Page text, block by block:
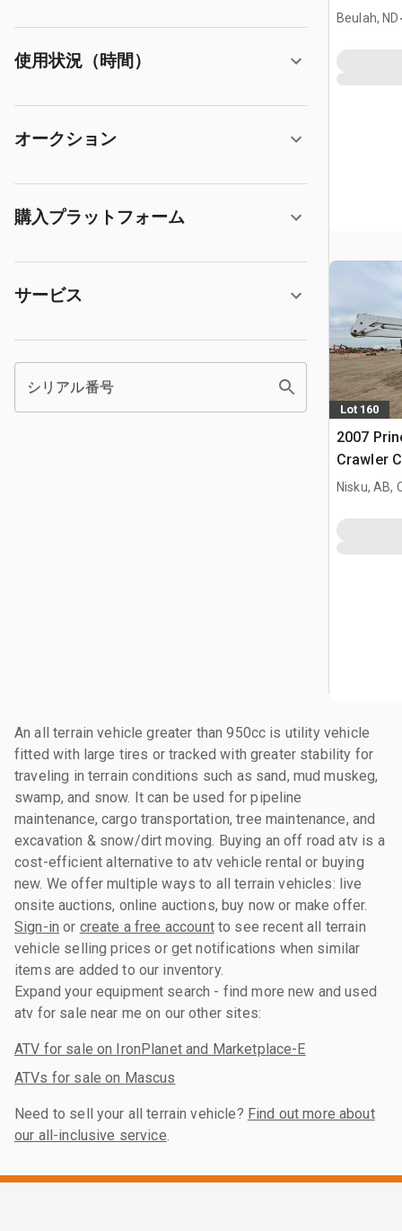
使用状況（時間）
オークション
購入プラットフォーム
サービス
シリアル番号
Lift w/
Beulah, ND.
Lot 160
2007
Crawler
w/2007
Nisku, AB,
An all terrain vehicle greater than 950cc is utility vehicle
fitted with large tires or tracked with greater stability for
traveling in terrain conditions such as sand, mud muskeg,
swamp, and snow. It can be used for pipeline
maintenance, cargo transportation, tree maintenance, and
excavation & snow/dirt moving. Buying an off road atv is a
cost-efficient alternative to atv vehicle rental or buying
new. We offer multiple ways to all terrain vehicles: live
onsite auctions, online auctions, buy now or make offer.
Sign-in or create a free accountto see recent all terrain
vehicle selling prices or get notifications when similar
items are added to our inventory.
Expand your equipment search - find more new and used
atv for sale near me on our other sites:
ATV for sale on IronPlanet and Marketplace-E
ATVs for sale on Mascus
Need to sell your all terrain vehicle? Find out more about
our all-inclusive service.